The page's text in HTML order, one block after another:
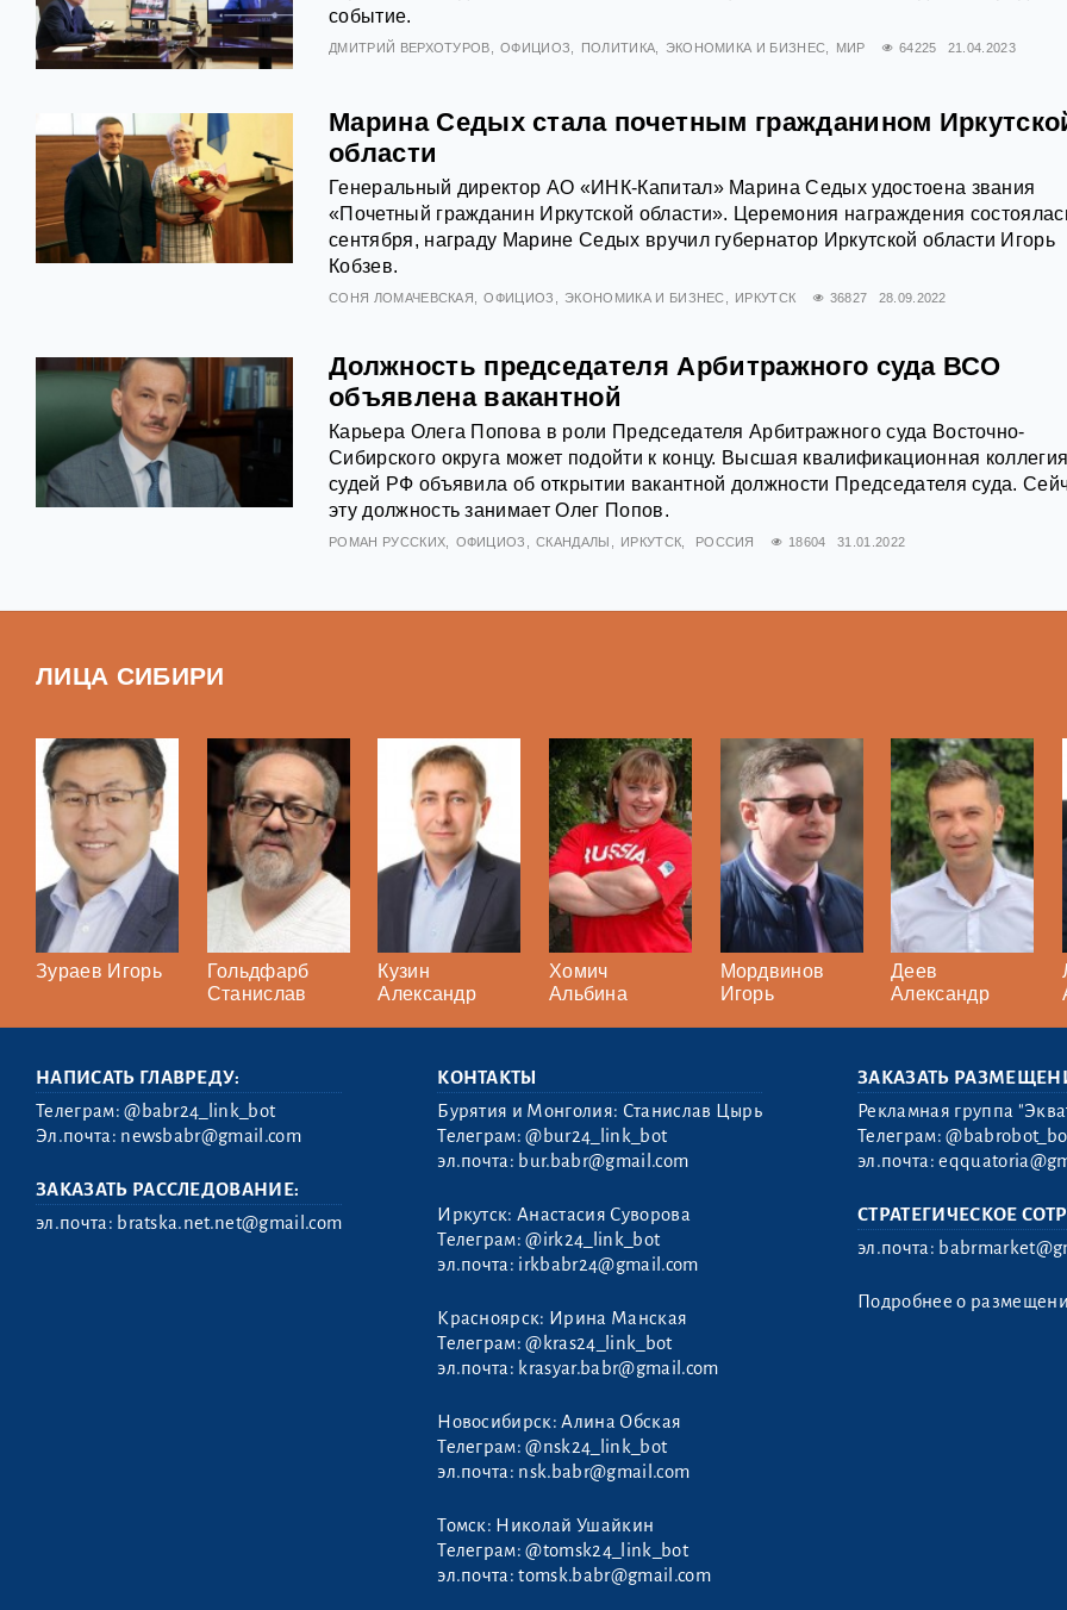
событие.
ДМИТРИЙ ВЕРХОТУРОВ ОФИЦИОЗ ПОЛИТИКА ЭКОНОМИКА И БИЗНЕС МИР 64225 21.04.2023
Марина Седых стала почетным гражданином
области
Генеральный директор АО «ИНК-Капитал» Марина Седых удостоена звания
«Почетный гражданин Иркутской области». Церемония награждения
сентября, награду Марине Седых вручил губернатор Иркутской области Игорь
Кобзев.
СОНЯ ЛОМАЧЕВСКАЯ ОФИЦИОЗ ЭКОНОМИКА И БИЗНЕС ИРКУТСК 36827 28.09.2022
Должность председателя Арбитражного суда ВСО
объявлена вакантной
Карьера Олега Попова в роли Председателя Арбитражного суда Восточно-
Сибирского округа может подойти к концу. Высшая квалификационная коллегия
судей РФ объявила об открытии вакантной должности Председателя суда.
эту должность занимает Олег Попов.
РОМАН РУССКИХ ОФИЦИОЗ СКАНДАЛЫ ИРКУТСК РОССИЯ 18604 31.01.2022
ЛИЦА СИБИРИ
Зураев Игорь
Гольдфарб
Станислав
Кузин
Александр
Хомич
Альбина
Мордвинов
Игорь
Деев
Александр
НАПИСАТЬ ГЛАВРЕДУ:
Телеграм:@babr24_link_bot
Эл.почта: newsbabr@gmail.com
ЗАКАЗАТЬ РАССЛЕДОВАНИЕ:
эл.почта: bratska.net.net@gmail.com
КОНТАКТЫ
Бурятия и Монголия: Станислав Цырь
Телеграм:@bur24_link_bot
эл.почта: bur.babr@gmail.com
Иркутск: Анастасия Суворова
Телеграм:@irk24_link_bot
эл.почта: irkbabr24@gmail.com
Красноярск: Ирина Манская
Телеграм:@kras24_link_bot
эл.почта: krasyar.babr@gmail.com
Новосибирск: Алина Обская
Телеграм:@nsk24_link_bot
эл.почта: nsk.babr@gmail.com
Томск: Николай Ушайкин
Телеграм:@tomsk24_link_bot
эл.почта:tomsk.babr@gmail.com
ЗАКАЗАТЬ
Рекламная группа
Телеграм:
эл.почта:
СТРАТЕГИЧЕСКОЕ
эл.почта:
Подробнее о